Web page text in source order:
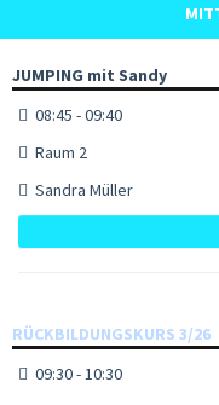
JUMPING mit Sandy
08:45 - 09:40
Raum 2
Sandra Müller
RÜCKBILDUNGSKURS 3/26
09:30 - 10:30